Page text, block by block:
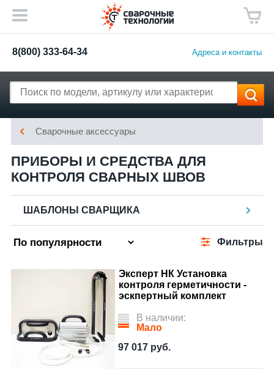
8(800) 333-64-34 Адреса и контакты
Сварочные аксессуары
ПРИБОРЫ И СРЕДСТВА ДЛЯ
КОНТРОЛЯ СВАРНЫХ ШВОВ
ШАБЛОНЫ СВАРЩИКА
Фильтры
Эксперт НК Установка
контроля герметичности -
эскпертный комплект
В наличии:
Мало
97 017 руб.